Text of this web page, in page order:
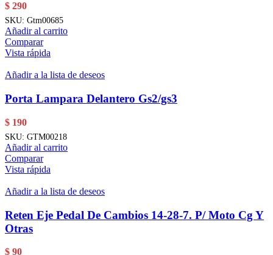
$ 290
SKU: Gtm00685
Añadir al carrito
Comparar
Vista rápida
Añadir a la lista de deseos
Porta Lampara Delantero Gs2/gs3
$ 190
SKU: GTM00218
Añadir al carrito
Comparar
Vista rápida
Añadir a la lista de deseos
Reten Eje Pedal De Cambios 14-28-7. P/ Moto Cg Y
Otras
$ 90